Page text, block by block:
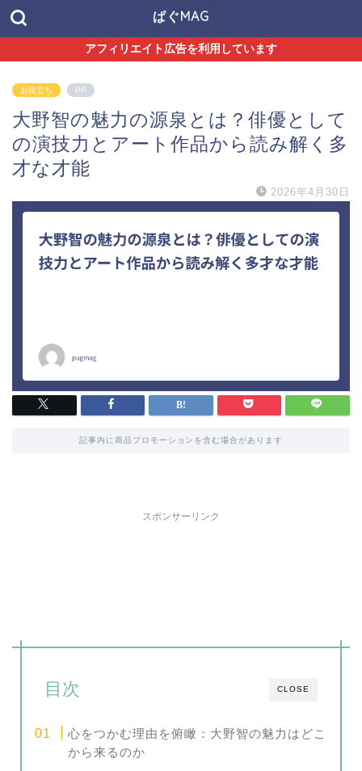
ぱぐMAG
アフィリエイト広告を利用しています
お役立ち PR
大野智の魅力の源泉とは？俳優として
の演技力とアート作品から読み解く多
才な才能
2026年4月30日
記事内に商品プロモーションを含む場合があります
スポンサーリンク
CLOSE
目次
心をつかむ理由を俯瞰：大野智の魅力はどこ
から来るのか